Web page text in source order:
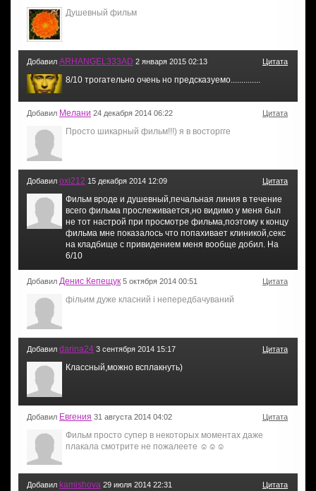
Душевный фильм
Добавил ARHANGEL333AD 2 января 2015 02:13 Цитата
8/10 трогательно очень но предсказуемо..............
Добавил Мелани 24 декабря 2014 06:22 Цитата
Просто шикарный фильм!!!) я в восторгге
Добавил oxi212 15 декабря 2014 12:09 Цитата
Фильм вроде и душевный,печальная линия в течение
всего фильма прослеживается,но видимо у меня был
не тот настрой при просмотре фильма,поэтому к концу
фильма мне показалось что попахивает клиникой,секс
на кладбище с привидением меня вообще добил. На
6/10
Добавил Денис Кепещук 5 октября 2014 00:51 Цитата
фільим дуже класний і непередбачуваний
Добавил darina24 3 сентября 2014 15:17 Цитата
Классный,можно всплакнуть)
Добавил Евгения 31 августа 2014 04:02 Цитата
Фильм просто супер в некоторых моментах даже
плакала смотрите не пожалеете ☺☺☺
Добавил kamishova 29 июля 2014 22:31 Цитата